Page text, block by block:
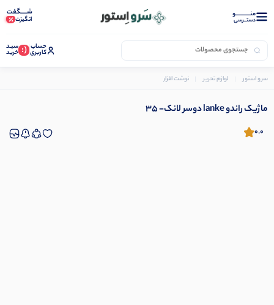
منــــــــــــو
دستــرسی
شـــــگفت
انگیزت
حساب
کاربری (: سبـد
خرید
سرو استور لوازم تحریر نوشت افزار
ماژیک راندو lanke دوسر لانک- 35
0.0